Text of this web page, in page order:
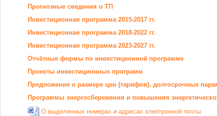
Прогнозные сведения о ТП
Инвестиционная программа 2015-2017 гг.
Инвестиционная программа 2018-2022 гг.
Инвестиционная программа 2023-2027 гг.
Отчётные формы по инвестиционной программе
Проекты инвестиционных программ
Предложение о размере цен (тарифов), долгосрочных
Программы энергосбережения и повышения
О выделенных номерах и адресах электронной почты